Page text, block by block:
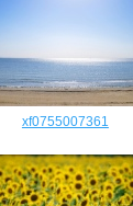
xf0755007361